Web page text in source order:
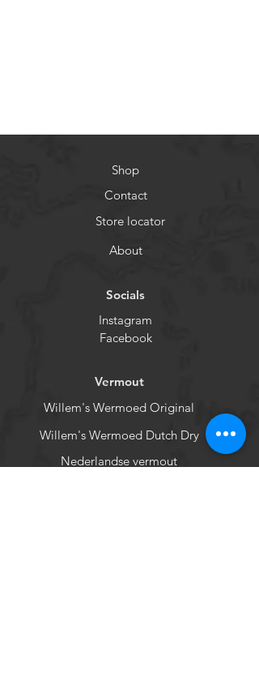
Shop
Contact
Store locator
About
Socials
Instagram
Facebook
Vermout
Willem's Wermoed Original
Willem's Wermoed Dutch Dry
Nederlandse vermout